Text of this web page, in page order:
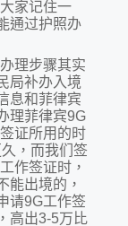
家记住一
通过护照办
办理步骤其实
局补办入境
息和菲律宾
理菲律宾9G
证所用的时
，而我们签
作签证时，
能出境的，
请9G工作签
高出3-5万比